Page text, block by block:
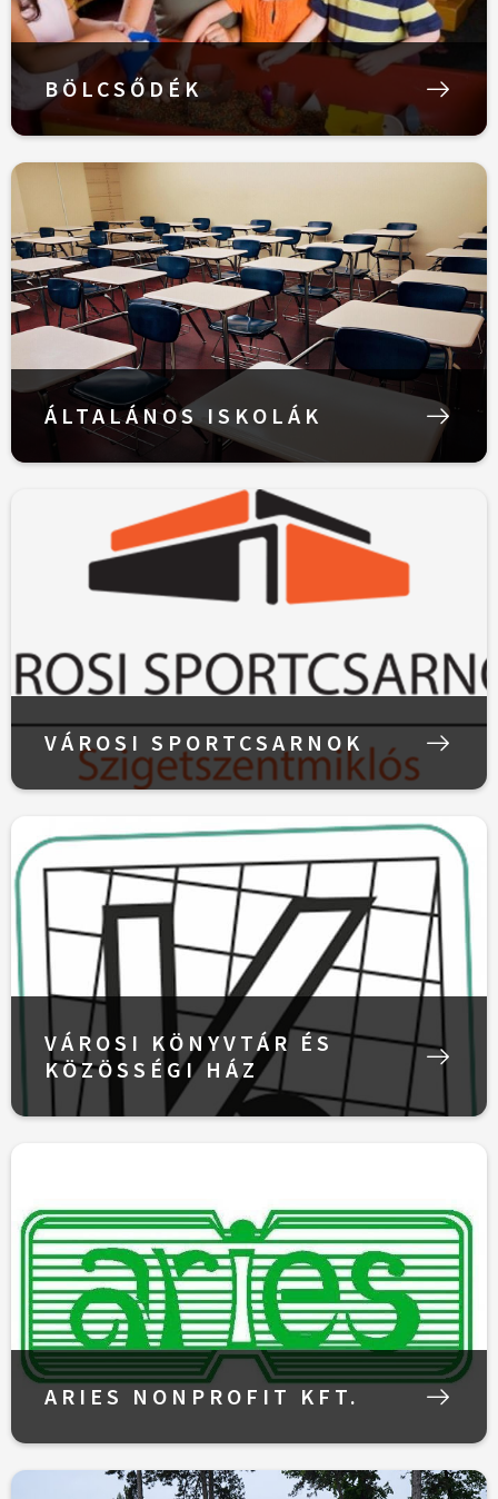
BÖLCSŐDÉK
ÁLTALÁNOS ISKOLÁK
VÁROSI SPORTCSARNOK
VÁROSI KÖNYVTÁR ÉS
KÖZÖSSÉGI HÁZ
ARIES NONPROFIT KFT.